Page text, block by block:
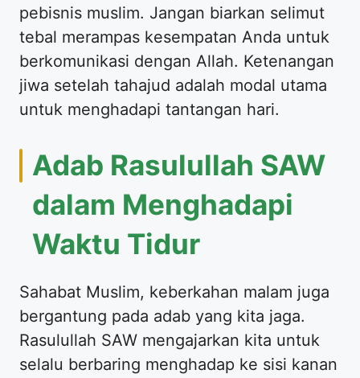
pebisnis muslim. Jangan biarkan selimut
tebal merampas kesempatan Anda untuk
berkomunikasi dengan Allah. Ketenangan
jiwa setelah tahajud adalah modal utama
untuk menghadapi tantangan hari.
Adab Rasulullah SAW
dalam Menghadapi
Waktu Tidur
Sahabat Muslim, keberkahan malam juga
bergantung pada adab yang kita jaga.
Rasulullah SAW mengajarkan kita untuk
selalu berbaring menghadap ke sisi kanan